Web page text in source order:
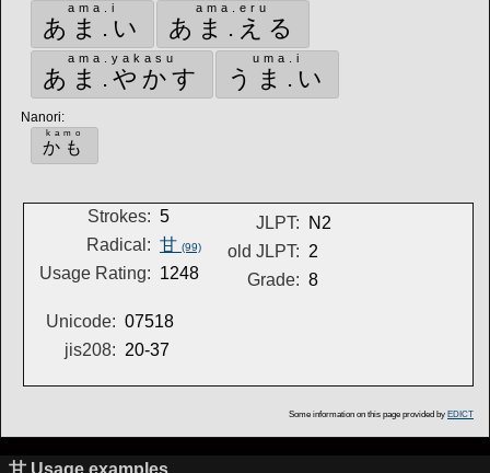
あま.い
ama.i
あま.える
ama.eru
あま.やかす
ama.yakasu
うま.い
uma.i
Nanori:
かも
kamo
Strokes: 5
Radical: 甘 (99)
Usage Rating: 1248
JLPT:
N2
old JLPT: 2
Grade: 8
Unicode: 07518
jis208: 20-37
Some information on this page provided by EDICT
甘 Usage examples